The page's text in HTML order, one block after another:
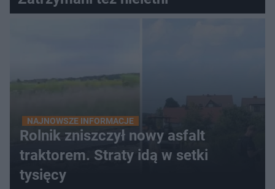
NAJNOWSZE INFORMACJE
Rolnik zniszczył nowy asfalt
traktorem. Straty idą w setki
tysięcy